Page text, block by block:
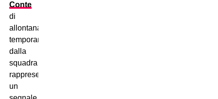
Conte
di
allontanarsi
temporaneamente
dalla
squadra
rappresenta
un